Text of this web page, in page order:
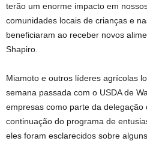
terão um enorme impacto em
comunidades locais de crianças e
beneficiaram ao receber novos
Shapiro.
Miamoto e outros líderes agrícolas
semana passada com o USDA de
empresas como parte da delegação
continuação do programa de
eles foram esclarecidos sobre